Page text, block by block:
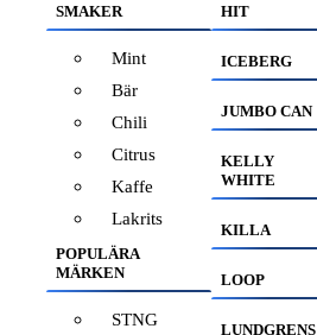
SMAKER
Mint
Bär
Chili
Citrus
Kaffe
Lakrits
POPULÄRA
MÄRKEN
STNG
HIT
ICEBERG
JUMBO CAN
KELLY
WHITE
KILLA
LOOP
LUNDGRENS